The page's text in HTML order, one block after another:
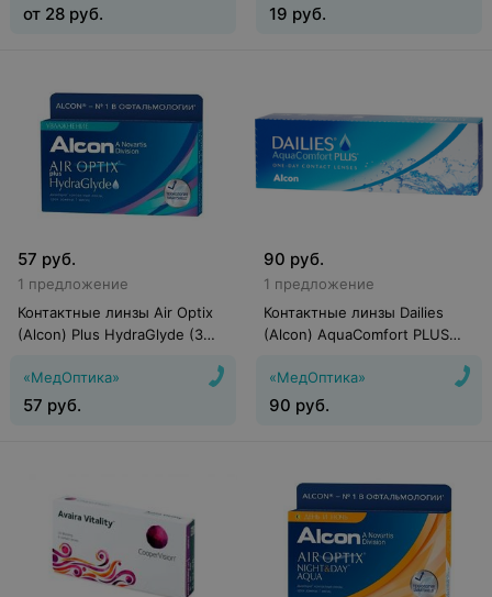
от 28 руб. 19 руб.
57 руб.
1 предложение
Контактные линзы Air Optix
(Alcon) Plus HydraGlyde (3
«МедОптика»
57 руб.
90 руб.
1 предложение
Контактные линзы Dailies
(Alcon) AquaComfort PLUS
«МедОптика»
90 руб.